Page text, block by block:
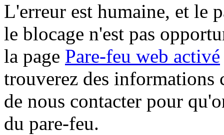
L'erreur est humaine, et le
le blocage n'est pas
la page Pare-feu web activé
trouverez des informations
de nous contacter pour
du pare-feu.